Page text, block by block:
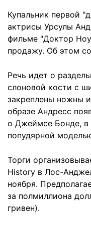
Купальник первой
актрисы Урсулы
фильме "Доктор
продажу. Об этом
Речь идет о
слоновой кости с
закреплены ножны
образе Андресс
о Джеймсе Бонде, в
попудярной
Торги
History в Лос-
ноября.
за полмиллиона
гривен).